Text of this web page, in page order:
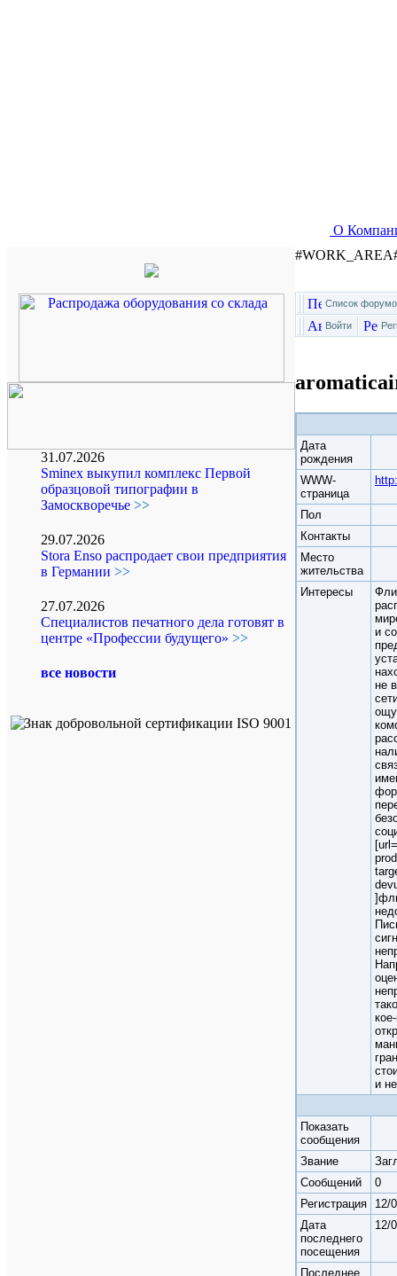
О
31.07.2026
Sminex выкупил комплекс Первой
образцовой типографии в
Замоскворечье >>
29.07.2026
Stora Enso распродает свои предприятия
в Германии >>
27.07.2026
Специалистов печатного дела готовят в
центре «Профессии будущего» >>
все новости
Список
Войти
Дата
рождения
WWW-
страница
Пол
Контакты
Место
жительства
Интересы
и с
не
[url=
p
и
Показать
сообщения
Звание
Cообщений
0
Регистрация
12/
Дата
последнего
посещения
12/
Последнее